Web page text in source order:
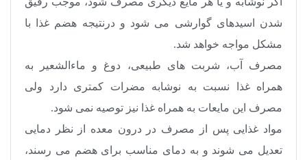
شدن اسیدهای گوارشی می‌ شود و درنتیجه هضم غذا با
مشکل مواجه خواهد شد.
مصرف آب، شربت‌ های طبیعی، دوغ و ماءالشعیر به
همراه غذا نسبت به نوشابه مضرات کمتری دارد ولی
مصرف این مایعات به همراه غذا نیز توصیه نمی ‌شود.
مواد غذایی پس از مصرف در درون معده از نظر دمایی
تعدیل می ‌شوند و به دمای مناسب برای هضم می ‌رسند،